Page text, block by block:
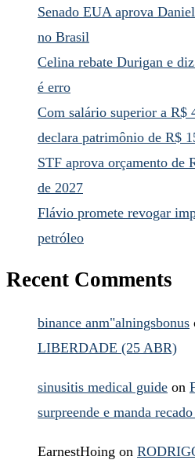
Senado EUA aprova
no Brasil
Celina rebate Durigan e
é erro
Com salário superior a
declara patrimônio de R$
STF aprova orçamento de
de 2027
Flávio promete revogar
petróleo
Recent Comments
binance anm"alningsbonus
LIBERDADE (25 ABR)
sinusitis medical guide on
surpreende e manda
EarnestHoing on